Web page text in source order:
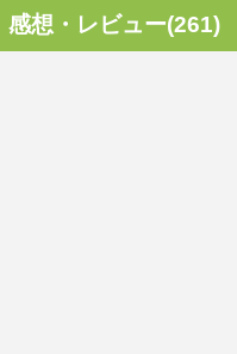
感想・レビュー(261)